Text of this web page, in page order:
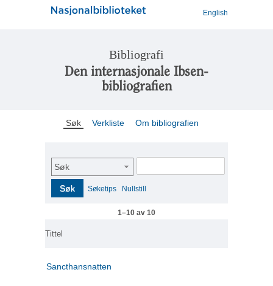
English
Bibliografi
Den internasjonale Ibsen-
bibliografien
Søk Verkliste Om bibliografien
Søk
Søk Søketips Nullstill
1–10 av 10
Tittel
Sancthansnatten